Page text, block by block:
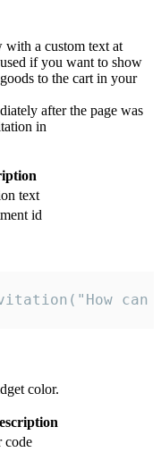
with a custom text at
if you want to show
to the cart in your
after the page was
in
text
id
color.
code